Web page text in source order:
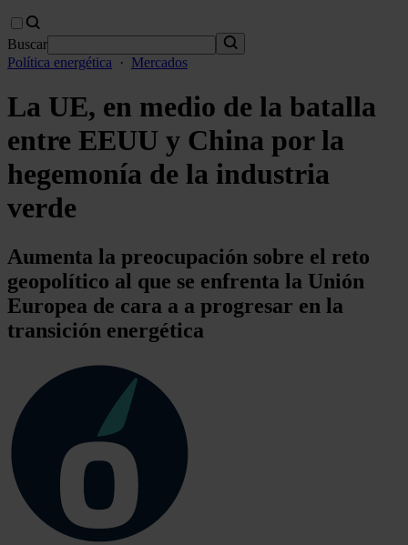
Buscar
Política energética
· Mercados
La UE, en medio de la batalla
entre EEUU y China por la
hegemonía de la industria
verde
Aumenta la preocupación sobre el reto
geopolítico al que se enfrenta la Unión
Europea de cara a a progresar en la
transición energética